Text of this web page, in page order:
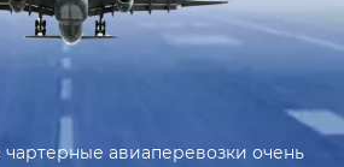
авиаперевозки очень